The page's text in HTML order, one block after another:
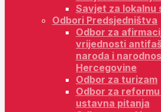
Savjet za lokalnu
Odbori Predsjedništva
Odbor za
vrijednosti
naroda i
Hercegovine
Odbor za turizam
Odbor za
ustavna pitanja